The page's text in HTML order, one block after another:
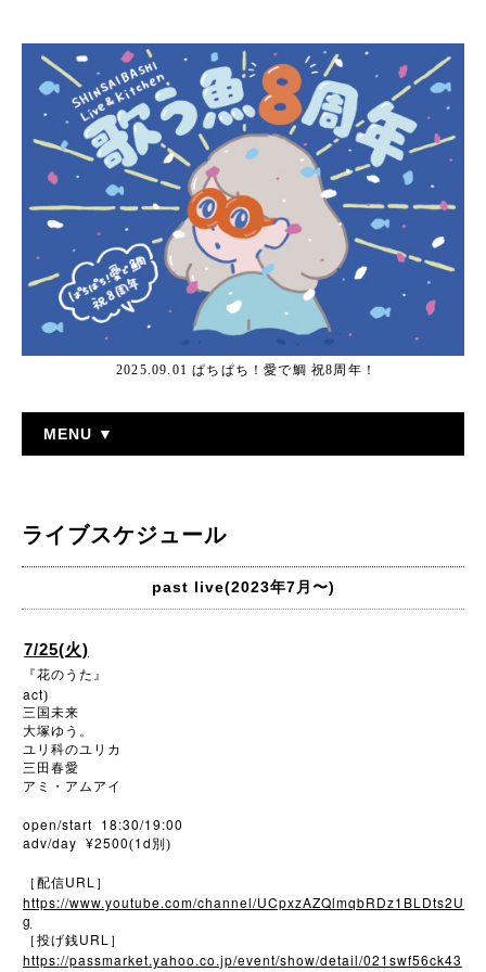
2025.09.01 ぱちぱち！愛で鯛 祝8周年！
MENU ▼
ライブスケジュール
past live(2023年7月〜)
7/25(火)
『花のうた』
act)
三国未来
大塚ゆう。
ユリ科のユリカ
三田春愛
アミ・アムアイ
open/start 18:30/19:00
adv/day ¥2500(1d 別)
［配信URL ］
https://www.youtube.com/channel/UCpxzAZQlmqbRDz1BLDts2U
g
［投げ銭URL ］
https://passmarket.yahoo.co.jp/event/show/detail/021swf56ck43